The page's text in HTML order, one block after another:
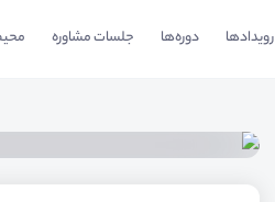
رویدادها دوره‌ها جلسات مشاوره